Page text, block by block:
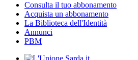
Consulta il tuo abbonamento
Acquista un abbonamento
La Biblioteca dell'Identità
Annunci
PBM